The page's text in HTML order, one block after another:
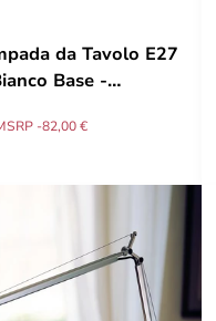
da Tavolo E27
Base -
-82,00 €